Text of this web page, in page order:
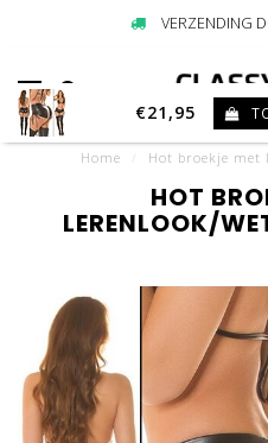
VERZENDING
Home Hot broekje
€21,95
HOT
LERENLOOK/